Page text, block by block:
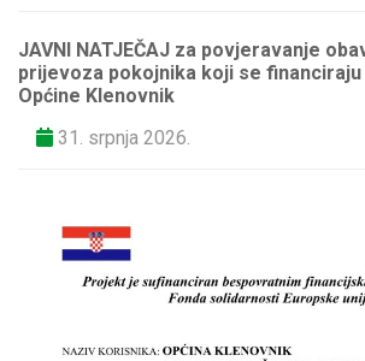
JAVNI NATJEČAJ za povjeravanje
prijevoza pokojnika koji se
Općine Klenovnik
31. srpnja 2026.